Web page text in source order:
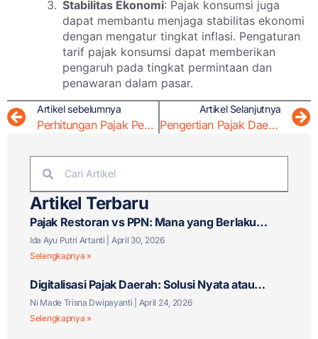
Stabilitas Ekonomi: Pajak konsumsi juga
dapat membantu menjaga stabilitas ekonomi
dengan mengatur tingkat inflasi. Pengaturan
tarif pajak konsumsi dapat memberikan
pengaruh pada tingkat permintaan dan
penawaran dalam pasar.
Artikel sebelumnya
Perhitungan Pajak Penghasilan bagi WNA di Indonesia
Artikel Selanjutnya
Pengertian Pajak Daerah dan Jenis-Jenisnya
Artikel Terbaru
Pajak Restoran vs PPN: Mana yang Berlaku
untuk Bisnis F&B Anda?
Ida Ayu Putri Artanti
April 30, 2026
Selengkapnya »
Digitalisasi Pajak Daerah: Solusi Nyata atau
Tantangan Baru?
Ni Made Trisna Dwipayanti
April 24, 2026
Selengkapnya »